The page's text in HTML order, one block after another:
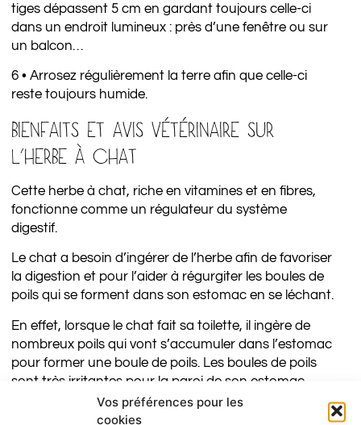
Vos préférences pour les
cookies
tiges dépassent 5 cm en gardant toujours celle-ci
dans un endroit lumineux : près d’une fenêtre ou sur
un balcon…
6 • Arrosez régulièrement la terre afin que celle-ci
reste toujours humide.
BIENFAITS ET AVIS VÉTÉRINAIRE SUR
L’HERBE À CHAT
Cette herbe à chat, riche en vitamines et en fibres,
fonctionne comme un régulateur du système
digestif.
Le chat a besoin d’ingérer de l’herbe afin de favoriser
la digestion et pour l’aider à régurgiter les boules de
poils qui se forment dans son estomac en se léchant.
En effet, lorsque le chat fait sa toilette, il ingère de
nombreux poils qui vont s’accumuler dans l’estomac
pour former une boule de poils. Les boules de poils
sont très irritantes pour la paroi de son estomac.
Cette irritation stimule alors la motricité gastrique et
entraîne la régurgitation des boules de poils par